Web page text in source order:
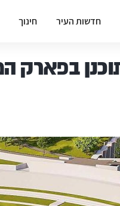
חדשות העיר חינוך